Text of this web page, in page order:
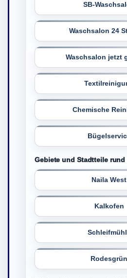
SB-
Waschsalon 24
Waschsalon jetzt
Chemische
Gebiete und Stadtteile rund
Naila West
Kalkofen
Rodesgrün